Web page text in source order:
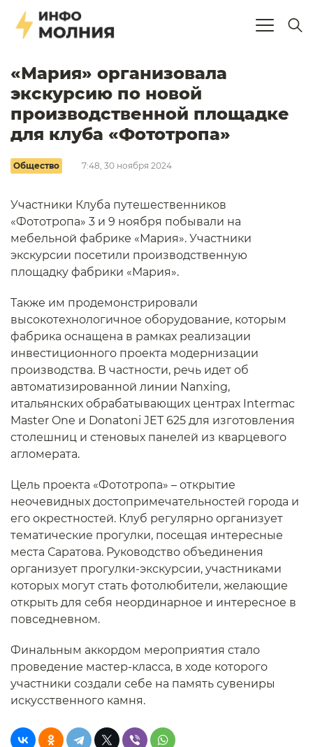
«Мария» организовала
экскурсию по новой
производственной площадке
для клуба «Фототропа»
Общество 7:48, 30 ноября 2024
Участники Клуба путешественников
«Фототропа» 3 и 9 ноября побывали на
мебельной фабрике «Мария». Участники
экскурсии посетили производственную
площадку фабрики «Мария».
Также им продемонстрировали
высокотехнологичное оборудование, которым
фабрика оснащена в рамках реализации
инвестиционного проекта модернизации
производства. В частности, речь идет об
автоматизированной линии Nanxing,
итальянских обрабатывающих центрах Intermac
Master One и Donatoni JET 625 для изготовления
столешниц и стеновых панелей из кварцевого
агломерата.
Цель проекта «Фототропа» – открытие
неочевидных достопримечательностей города и
его окрестностей. Клуб регулярно организует
тематические прогулки, посещая интересные
места Саратова. Руководство объединения
организует прогулки-экскурсии, участниками
которых могут стать фотолюбители, желающие
открыть для себя неординарное и интересное в
повседневном.
Финальным аккордом мероприятия стало
проведение мастер-класса, в ходе которого
участники создали себе на память сувениры
искусственного камня.